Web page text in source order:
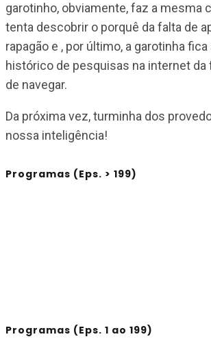
garotinho, obviamente, faz a mesma
tenta descobrir o porquê da falta de
rapagão e , por último, a garotinha
histórico de pesquisas na internet
de navegar.
Da próxima vez, turminha dos
nossa inteligência!
Programas (Eps. > 199)
Programas (Eps. 1 ao 199)